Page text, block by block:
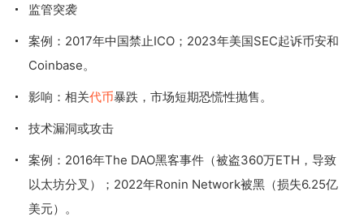
监管突袭
案例：2017年中国禁止ICO；2023年美国SEC起诉币安和
Coinbase。
影响：相关代币暴跌，市场短期恐慌性抛售。
技术漏洞或攻击
案例：2016年The DAO黑客事件（被盗360万ETH，导致
以太坊分叉）；2022年Ronin Network被黑（损失6.25亿
美元）。